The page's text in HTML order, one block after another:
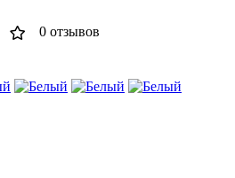
0 отзывов